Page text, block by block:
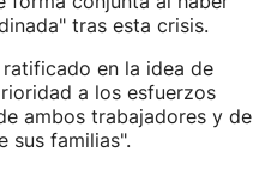
tras esta crisis.
en la idea de
a los esfuerzos
ambos trabajadores y de
sus familias".